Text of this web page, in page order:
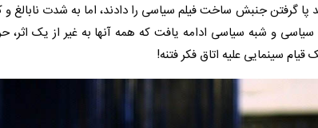
پا گرفتن جنبش ساخت فیلم سیاسی را دادند، اما به شدت نابالغ و
و شبه سیاسی ادامه یافت که همه آنها به غیر از یک اثر،
قیام سینمایی علیه اتاق فکر فتنه!